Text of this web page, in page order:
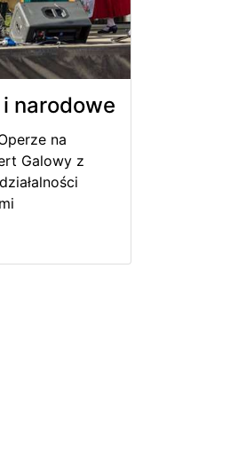
narodowe
na
Galowy z